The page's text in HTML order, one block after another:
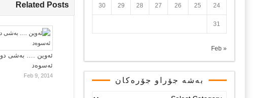
Related Posts
ئەوین …. بەشی
ئەسوەد
Feb 9, 2014
24
25
26
27
28
29
30
31
« Feb
بەشە جۆراو جۆرەکان